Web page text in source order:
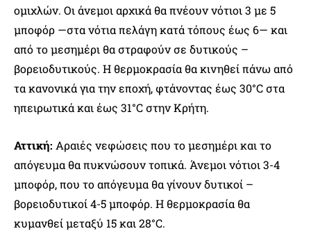
ομιχλών. Οι άνεμοι αρχικά θα πνέουν νότιοι 3 με 5
μποφόρ —στα νότια πελάγη κατά τόπους έως 6— και
από το μεσημέρι θα στραφούν σε δυτικούς –
βορειοδυτικούς. Η θερμοκρασία θα κινηθεί πάνω από
τα κανονικά για την εποχή, φτάνοντας έως 30°C στα
ηπειρωτικά και έως 31°C στην Κρήτη.
Αττική: Αραιές νεφώσεις που το μεσημέρι και το
απόγευμα θα πυκνώσουν τοπικά. Άνεμοι νότιοι 3-4
μποφόρ, που το απόγευμα θα γίνουν δυτικοί –
βορειοδυτικοί 4-5 μποφόρ. Η θερμοκρασία θα
κυμανθεί μεταξύ 15 και 28°C.